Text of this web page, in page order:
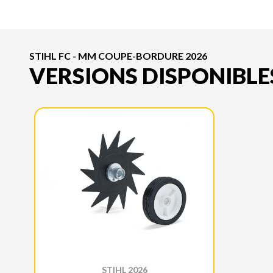
STIHL FC - MM COUPE-BORDURE 2026
VERSIONS
STIHL 2026